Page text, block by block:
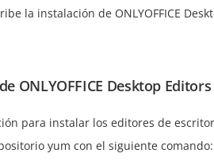
la instalación de ONLYOFFICE
ONLYOFFICE Desktop
para instalar los editores de
yum con el siguiente comando: